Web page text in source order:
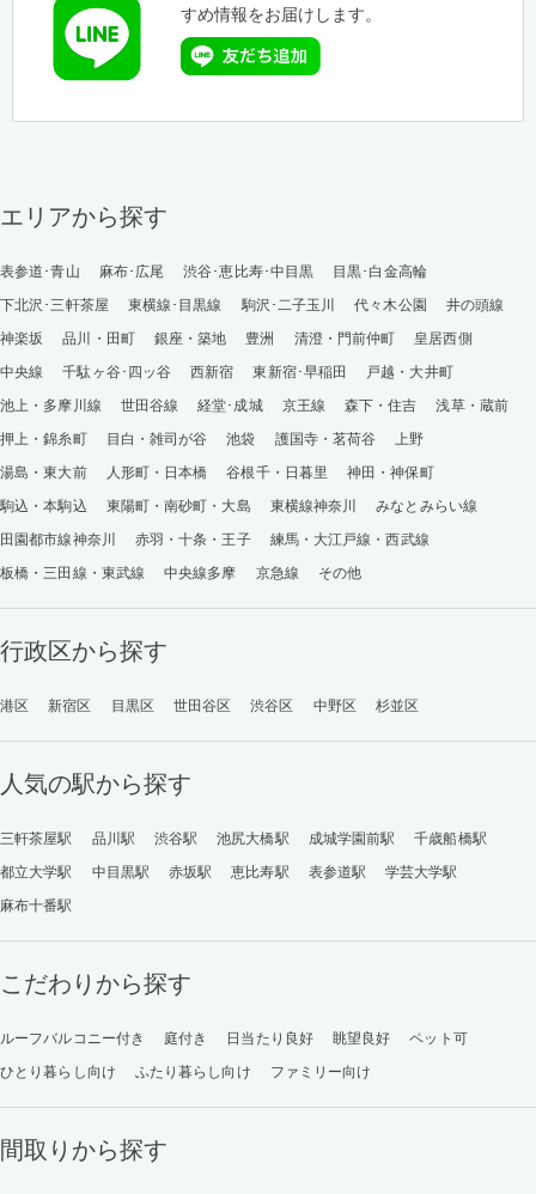
すめ情報をお届けします。
エリアから探す
表参道･青山 麻布･広尾 渋谷･恵比寿･中目黒
目黒･白金高輪
下北沢･三軒茶屋
東横線･目黒線 駒沢･二子玉川 代々木公園
井の頭線
神楽坂
品川・田町 銀座・築地 豊洲 清澄・門前仲町
皇居西側
中央線
千駄ヶ谷･四ッ谷 西新宿 東新宿･早稲田
戸越・大井町
池上・多摩川線
世田谷線 経堂･成城 京王線 森下・住吉
浅草・蔵前
押上・錦糸町
目白・雑司が谷 池袋 護国寺・茗荷谷
上野
湯島・東大前
人形町・日本橋 谷根千・日暮里
神田・神保町
駒込・本駒込
東陽町・南砂町・大島 東横線神奈川
みなとみらい線
田園都市線神奈川
赤羽・十条・王子
練馬・大江戸線・西武線
板橋・三田線・東武線
中央線多摩 京急線 その他
行政区から探す
港区 新宿区 目黒区 世田谷区 渋谷区 中野区 杉並区
人気の駅から探す
三軒茶屋駅 品川駅 渋谷駅 池尻大橋駅 成城学園前駅
千歳船橋駅
都立大学駅
中目黒駅 赤坂駅 恵比寿駅 表参道駅
学芸大学駅
麻布十番駅
こだわりから探す
ルーフバルコニー付き 庭付き 日当たり良好 眺望良好
ペット可
ひとり暮らし向け
ふたり暮らし向け ファミリー向け
間取りから探す